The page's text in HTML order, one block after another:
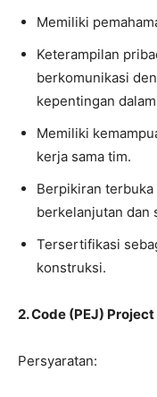
Memiliki
Keterampilan
berkomunikasi
kepentingan
Memiliki
kerja sama tim.
Berpikiran
berkelanjutan dan
Tersertifikasi
konstruksi.
2. Code (PEJ)
Persyaratan: